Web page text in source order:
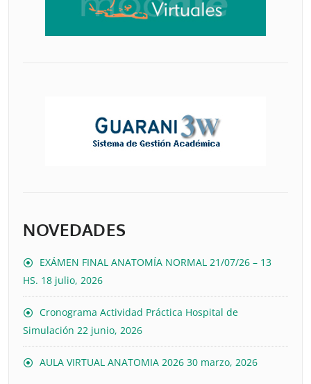
NOVEDADES
EXÁMEN FINAL ANATOMÍA NORMAL 21/07/26 – 13
HS. 18 julio, 2026
Cronograma Actividad Práctica Hospital de
Simulación 22 junio, 2026
AULA VIRTUAL ANATOMIA 2026 30 marzo, 2026